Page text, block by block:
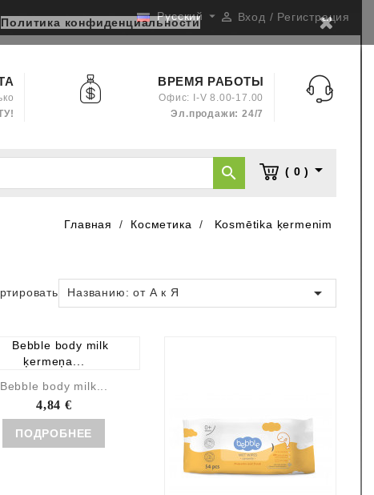
Русский   Вход / Регистрация
ВРЕМЯ РАБОТЫ
Офис: I-V 8.00-17.00
Эл.продажи: 24/7
( 0 ) 

Главная Косметика Kosmētika ķermenim
по:
Названию: от А к Я 
Bebble body milk...
4,84 €
ПОДРОБНЕЕ
Политика конфиденциальности